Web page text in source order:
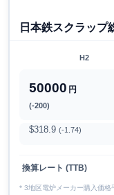
日本鉄スクラップ
H2
50000 円
(-200)
$318.9 (-1.74)
換算レート (TTB)
* 3地区電炉メーカー購入価格